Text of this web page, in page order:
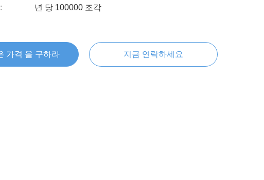
년 당 100000 조각
가격 을 구하라 지금 연락하세요